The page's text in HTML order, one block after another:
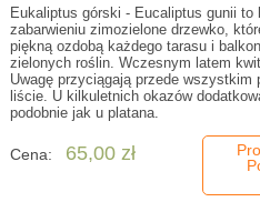
Eukaliptus górski - Eucaliptus gunii to
zabarwieniu zimozielone drzewko,
piękną ozdobą każdego tarasu i
zielonych roślin. Wczesnym latem
Uwagę przyciągają przede wszystkim
liście. U kilkuletnich okazów
podobnie jak u platana.
Cena: 65,00 zł